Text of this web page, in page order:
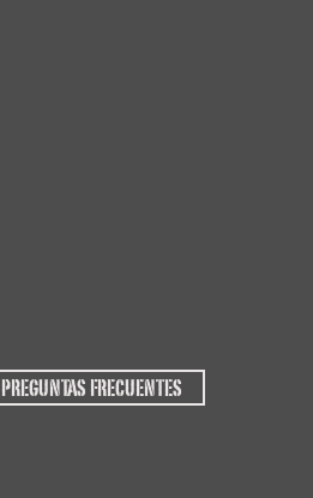
PREGUNTAS FRECUENTES